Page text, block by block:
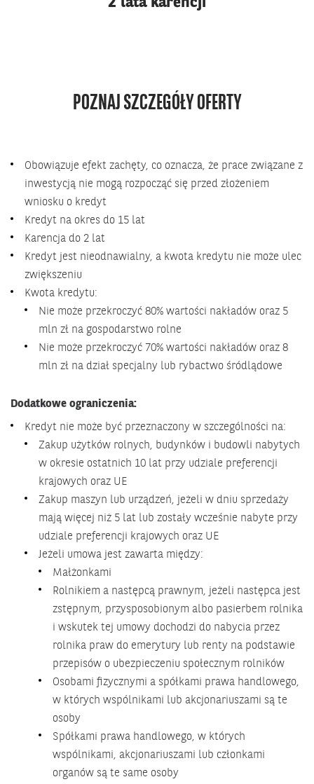
POZNAJ SZCZEGÓŁY OFERTY
Obowiązuje efekt zachęty, co oznacza, że prace związane z
inwestycją nie mogą rozpocząć się przed złożeniem
wniosku o kredyt
Kredyt na okres do 15 lat
Karencja do 2 lat
Kredyt jest nieodnawialny, a kwota kredytu nie może ulec
zwiększeniu
Kwota kredytu:
Nie może przekroczyć 80% wartości nakładów oraz 5
mln zł na gospodarstwo rolne
Nie może przekroczyć 70% wartości nakładów oraz 8
mln zł na dział specjalny lub rybactwo śródlądowe
Dodatkowe ograniczenia:
Kredyt nie może być przeznaczony w szczególności na:
Zakup użytków rolnych, budynków i budowli nabytych
w okresie ostatnich 10 lat przy udziale preferencji
krajowych oraz UE
Zakup maszyn lub urządzeń, jeżeli w dniu sprzedaży
mają więcej niż 5 lat lub zostały wcześnie nabyte przy
udziale preferencji krajowych oraz UE
Jeżeli umowa jest zawarta między:
Małżonkami
Rolnikiem a następcą prawnym, jeżeli następca jest
zstępnym, przysposobionym albo pasierbem rolnika
i wskutek tej umowy dochodzi do nabycia przez
rolnika praw do emerytury lub renty na podstawie
przepisów o ubezpieczeniu społecznym rolników
Osobami fizycznymi a spółkami prawa handlowego,
w których wspólnikami lub akcjonariuszami są te
osoby
Spółkami prawa handlowego, w których
wspólnikami, akcjonariuszami lub członkami
organów są te same osoby